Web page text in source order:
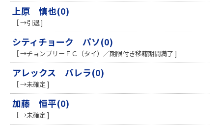
上原 慎也(0)
［ →引退 ]
シティチョーク パソ(0)
［ →チョンブリーＦＣ（タイ）／期限付き移籍期間満了 ]
アレックス バレラ(0)
［ →未確定 ]
加藤 恒平(0)
［ →未確定 ]